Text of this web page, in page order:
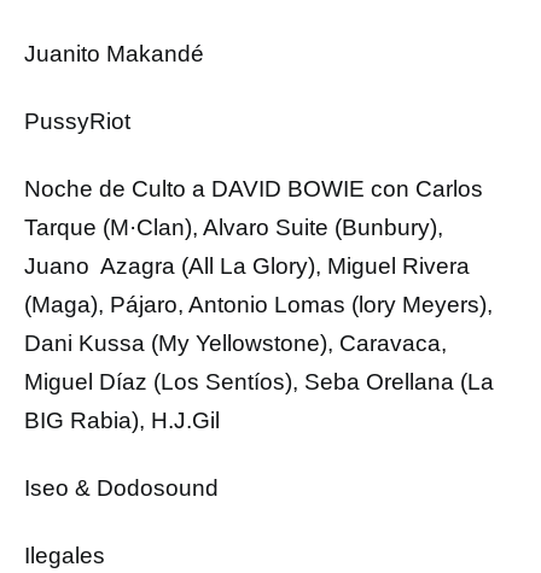
Juanito Makandé
PussyRiot
Noche de Culto a DAVID BOWIE con Carlos
Tarque (M·Clan), Alvaro Suite (Bunbury),
Juano Azagra (All La Glory), Miguel Rivera
(Maga), Pájaro, Antonio Lomas (lory Meyers),
Dani Kussa (My Yellowstone), Caravaca,
Miguel Díaz (Los Sentíos), Seba Orellana (La
BIG Rabia), H.J.Gil
Iseo & Dodosound
Ilegales